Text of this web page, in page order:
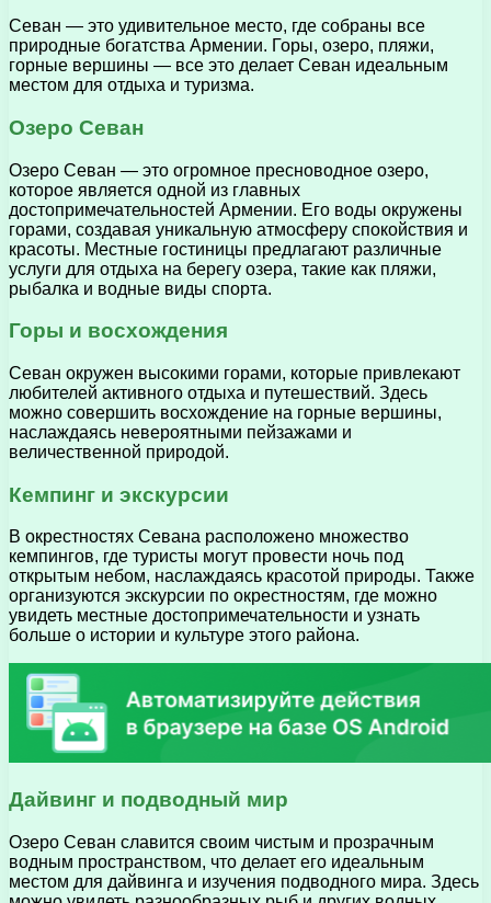
Севан — это удивительное место, где собраны все
природные богатства Армении. Горы, озеро, пляжи,
горные вершины — все это делает Севан идеальным
местом для отдыха и туризма.
Озеро Севан
Озеро Севан — это огромное пресноводное озеро,
которое является одной из главных
достопримечательностей Армении. Его воды окружены
горами, создавая уникальную атмосферу спокойствия и
красоты. Местные гостиницы предлагают различные
услуги для отдыха на берегу озера, такие как пляжи,
рыбалка и водные виды спорта.
Горы и восхождения
Севан окружен высокими горами, которые привлекают
любителей активного отдыха и путешествий. Здесь
можно совершить восхождение на горные вершины,
наслаждаясь невероятными пейзажами и
величественной природой.
Кемпинг и экскурсии
В окрестностях Севана расположено множество
кемпингов, где туристы могут провести ночь под
открытым небом, наслаждаясь красотой природы. Также
организуются экскурсии по окрестностям, где можно
увидеть местные достопримечательности и узнать
больше о истории и культуре этого района.
Дайвинг и подводный мир
Озеро Севан славится своим чистым и прозрачным
водным пространством, что делает его идеальным
местом для дайвинга и изучения подводного мира. Здесь